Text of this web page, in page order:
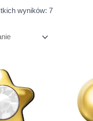
wyników: 7
72,00 zł
do
144,00 zł
wariantów.